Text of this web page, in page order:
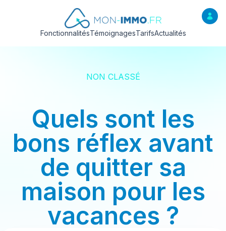
FonctionnalitésTémoignagesTarifsActualités
NON CLASSÉ
Quels sont les
bons réflex avant
de quitter sa
maison pour les
vacances ?